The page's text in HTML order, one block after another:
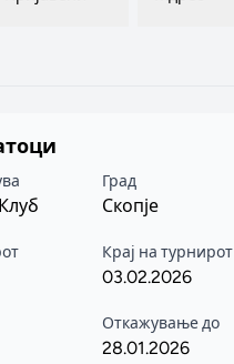
Град
Скопје
Крај на турнирот
03.02.2026
Откажување до
28.01.2026